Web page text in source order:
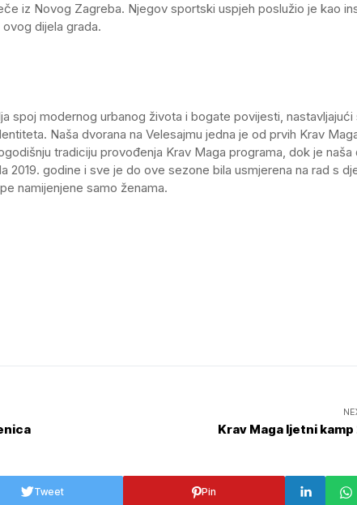
iz Novog Zagreba. Njegov sportski uspjeh poslužio je kao
dijela grada.
spoj modernog urbanog života i bogate povijesti, nastavljajući
Naša dvorana na Velesajmu jedna je od prvih Krav
tradiciju provođenja Krav Maga programa, dok je naša
2019. godine i sve je do ove sezone bila usmjerena na rad s
namijenjene samo ženama.
Krav Maga ljetni
Tweet Pin